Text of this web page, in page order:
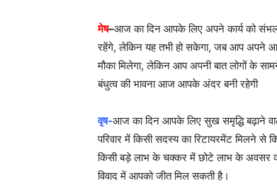
मेष–आज का दिन आपके लिए अपने कार्य को
रहेंगे, लेकिन यह तभी हो सकेगा, जब आप अपने
मौका मिलेगा, लेकिन आप अपनी बात लोगों के
बंधुत्व की भावना आज आपके अंदर बनी रहेगी
वृष-आज का दिन आपके लिए सुख समृद्धि बढ़ाने
परिवार में किसी सदस्य का रिटायरमेंट मिलने
किसी बड़े लाभ के चक्कर में छोटे लाभ के अवसर
विवाद में आपको जीत मिल सकती है।